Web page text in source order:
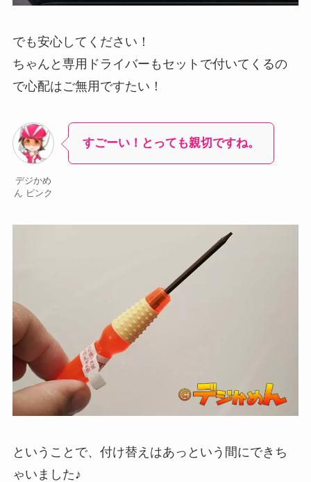
でも安心してください！
ちゃんと専用ドライバーもセットで付いてくるの
で心配はご無用ですたい！
デジかめ
ん ピンク
すごーい！とっても親切ですね。
ということで、付け替えはあっという間にできち
ゃいました♪